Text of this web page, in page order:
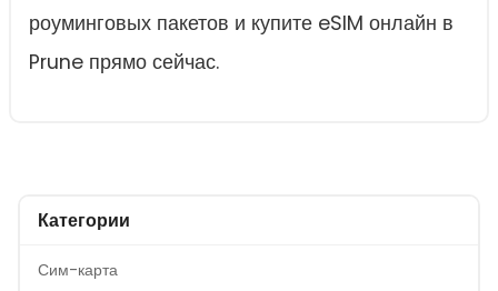
роуминговых пакетов и купите eSIM онлайн в
Prune прямо сейчас.
Категории
Сим-карта